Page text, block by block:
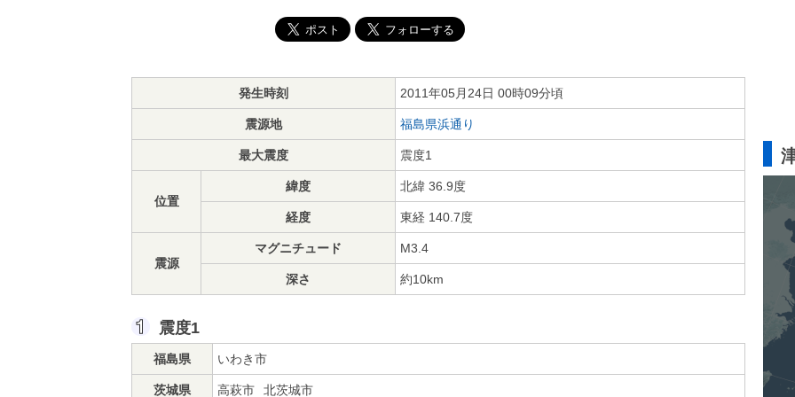
発生時刻 2011年05月24日 00時09分頃
震源地 福島県浜通り
最大震度 震度1
位置
緯度 北緯 36.9度
経度 東経 140.7度
震源
マグニチュード M3.4
深さ 約10km
震度1
福島県 いわき市
茨城県 高萩市 北茨城市